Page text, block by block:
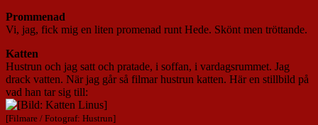
Prommenad
Vi, jag, fick mig en liten promenad runt Hede. Skönt men tröttande.
Katten
Hustrun och jag satt och pratade, i soffan, i vardagsrummet. Jag
drack vatten. När jag går så filmar hustrun katten. Här en stillbild på
vad han tar sig till:
[Filmare / Fotograf: Hustrun]